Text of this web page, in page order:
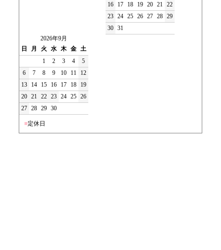
16
17 18 19 20 21 22
23 24 25 26 27 28 29
30 31
2026年9月
日
月 火 水 木 金 土
1
2 3 4
5
6
7 8 9 10 11
12
13
14 15 16 17 18
19
20 21 22 23 24 25 26
27 28 29 30
■定休日